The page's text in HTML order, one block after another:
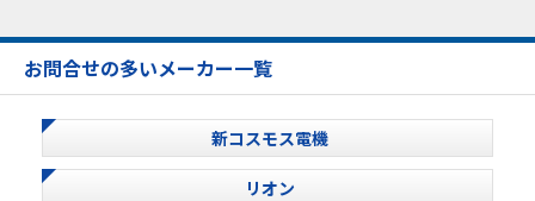
お問合せの多いメーカー一覧
新コスモス電機
リオン